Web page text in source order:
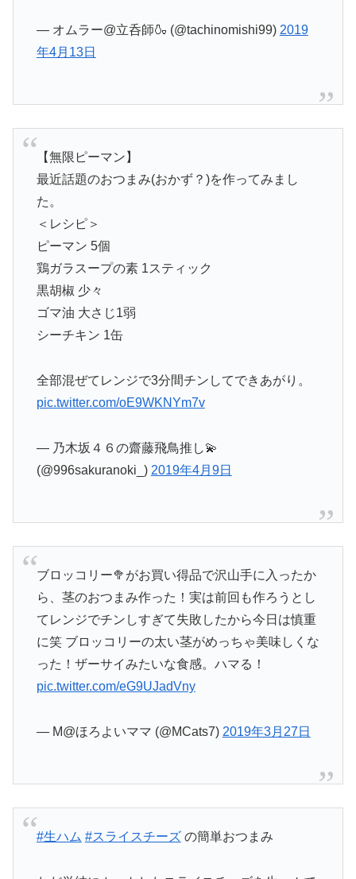
— オムラー@立呑師🍶 (@tachinomishi99) 2019
年4月13日
【無限ピーマン】
最近話題のおつまみ(おかず？)を作ってみまし
た。
＜レシピ＞
ピーマン 5個
鶏ガラスープの素 1スティック
黒胡椒 少々
ゴマ油 大さじ1弱
シーチキン 1缶
全部混ぜてレンジで3分間チンしてできあがり。
pic.twitter.com/oE9WKNYm7v
— 乃木坂４６の齋藤飛鳥推し💫
(@996sakuranoki_) 2019年4月9日
ブロッコリー🥦がお買い得品で沢山手に入ったか
ら、茎のおつまみ作った！実は前回も作ろうとし
てレンジでチンしすぎて失敗したから今日は慎重
に笑 ブロッコリーの太い茎がめっちゃ美味しくな
った！ザーサイみたいな食感。ハマる！
pic.twitter.com/eG9UJadVny
— M@ほろよいママ (@MCats7) 2019年3月27日
#生ハム #スライスチーズの簡単おつまみ